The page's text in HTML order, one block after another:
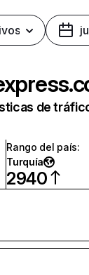
de
Rango del país:
Turquía
2940